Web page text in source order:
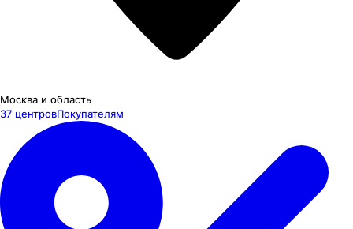
Москва и область
37 центровПокупателям